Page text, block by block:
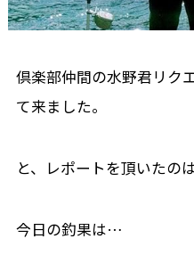
倶楽部仲間の水野君リク
て来ました。
と、レポートを頂いたの
今日の釣果は…